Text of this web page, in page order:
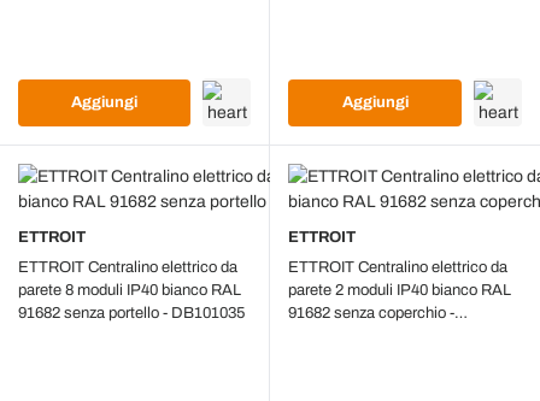
Aggiungi Aggiungi
ETTROIT
ETTROIT Centralino elettrico da
parete 8 moduli IP40 bianco RAL
91682 senza portello - DB101035
ETTROIT
ETTROIT Centralino elettrico da
parete 2 moduli IP40 bianco RAL
91682 senza coperchio -